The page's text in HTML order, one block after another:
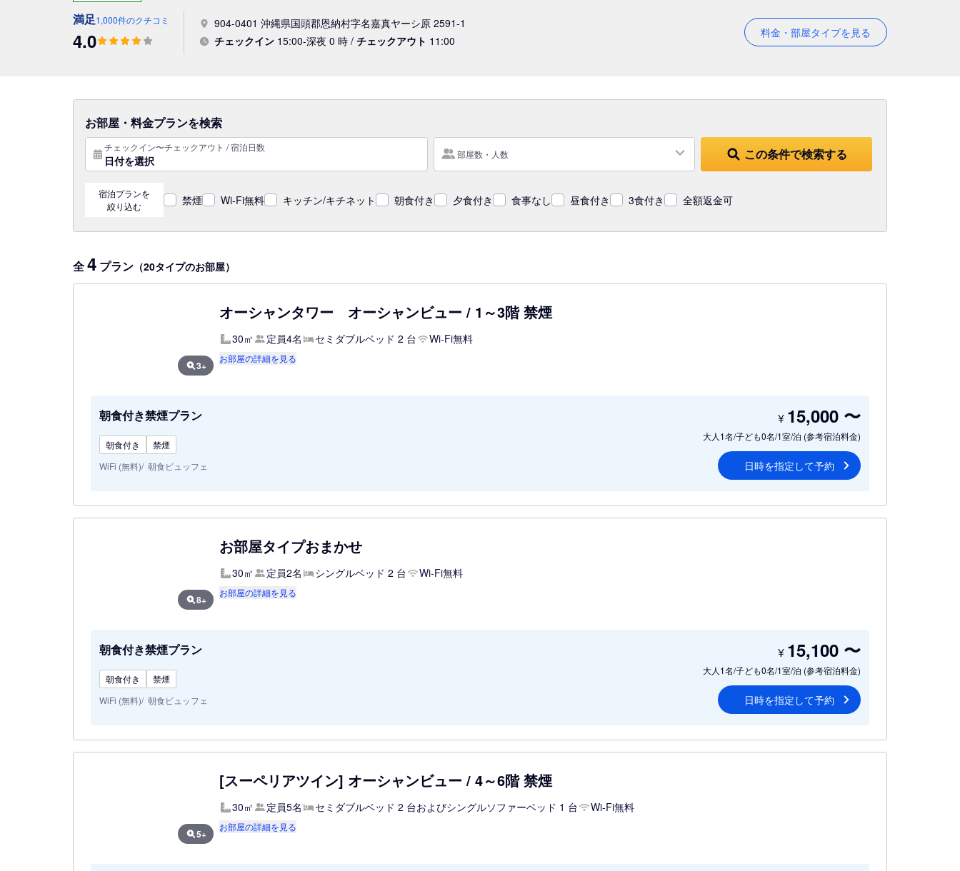
料金・部屋タイプを見る
904-0401 沖縄県国頭郡恩納村字名嘉真ヤーシ原 2591-1
チェックイン 15:00-深夜 0 時 / チェックアウト 11:00
満足1,000件のクチコミ
4.0
お部屋・料金プランを検索
チェックイン〜チェックアウト / 宿泊日数
日付を選択 部屋数・人数 この条件で検索する
宿泊プランを
絞り込む
禁煙 Wi-Fi無料 キッチン/キチネット 朝食付き 夕食付き 食事なし 昼食付き 3食付き 全額返金可
全4 プラン （20タイプのお部屋）
3+
オーシャンタワー オーシャンビュー / 1～3階 禁煙
30㎡ 定員4名 セミダブルベッド 2 台 Wi-Fi無料
お部屋の詳細を見る
朝食付き禁煙プラン
朝食付き
禁煙
WiFi (無料) 朝食ビュッフェ
大人1名/子ども0名/1室/泊 (参考宿泊料金)
¥ 15,000 〜
日時を指定して予約
8+
お部屋タイプおまかせ
30㎡ 定員2名 シングルベッド 2 台 Wi-Fi無料
お部屋の詳細を見る
朝食付き禁煙プラン
朝食付き
禁煙
WiFi (無料) 朝食ビュッフェ
大人1名/子ども0名/1室/泊 (参考宿泊料金)
¥ 15,100 〜
日時を指定して予約
5+
[スーペリアツイン] オーシャンビュー / 4～6階 禁煙
30㎡ 定員5名 セミダブルベッド 2 台およびシングルソファーベッド 1 台 Wi-Fi無料
お部屋の詳細を見る